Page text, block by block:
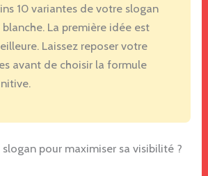
10 variantes de votre slogan
La première idée est
Laissez reposer votre
avant de choisir la formule
pour maximiser sa visibilité ?